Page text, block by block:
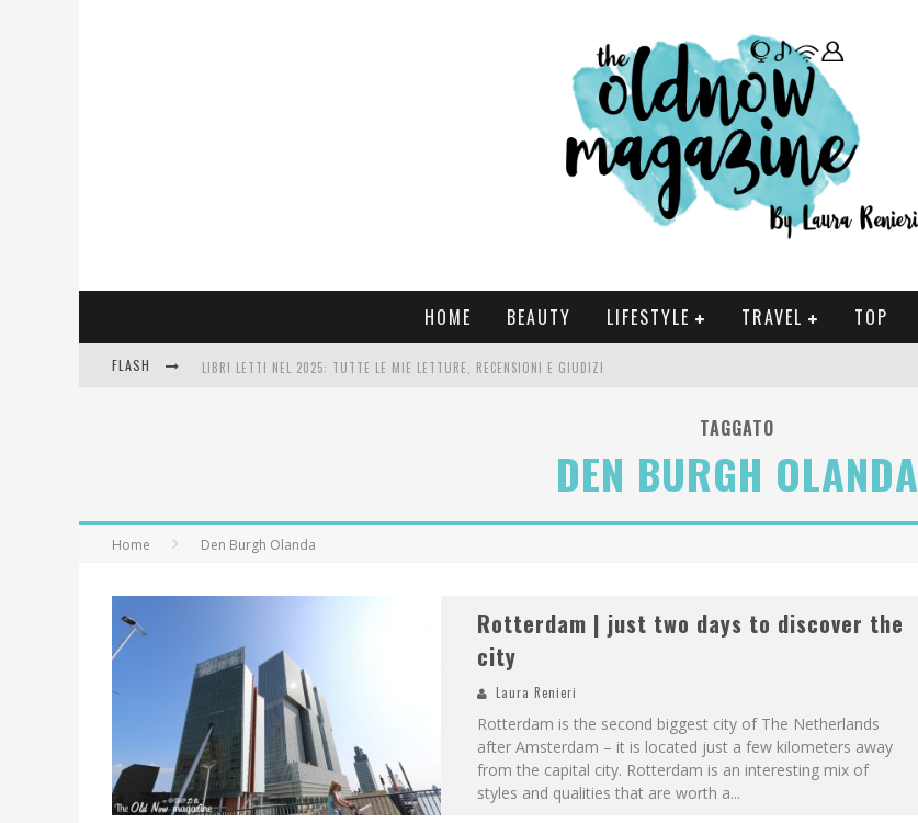
HOME BEAUTY LIFESTYLE TRAVEL TOP
FLASH LIBRI LETTI NEL 2025: TUTTE LE MIE LETTURE, RECENSIONI E GIUDIZI
TAGGATO
DEN BURGH OLANDA
Home Den Burgh Olanda
Rotterdam | just two days to discover the
city
Laura Renieri
Rotterdam is the second biggest city of The Netherlands
after Amsterdam – it is located just a few kilometers away
from the capital city. Rotterdam is an interesting mix of
styles and qualities that are worth a...